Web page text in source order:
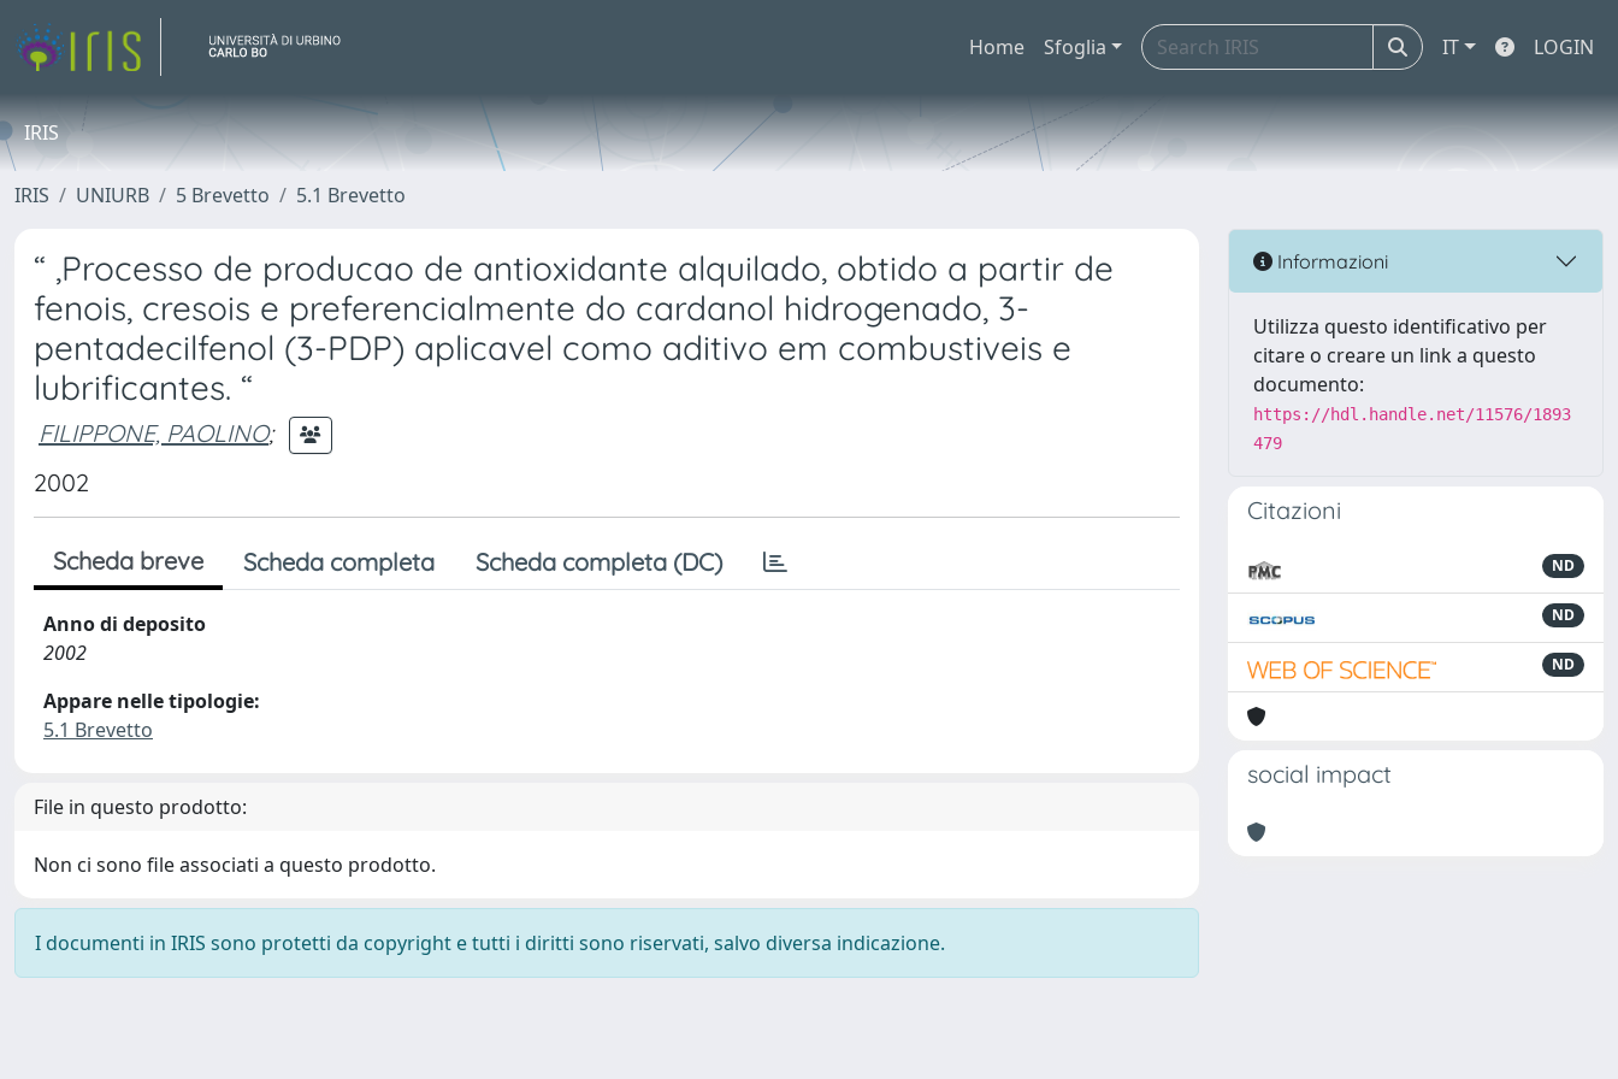
Home Sfoglia IT LOGIN
IRIS
IRIS UNIURB 5 Brevetto 5.1 Brevetto
“ ,Processo de producao de antioxidante alquilado, obtido a partir de
fenois, cresois e preferencialmente do cardanol hidrogenado, 3-
pentadecilfenol (3-PDP) aplicavel como aditivo em combustiveis e
lubrificantes. “
FILIPPONE, PAOLINO;
2002
Scheda breve Scheda completa Scheda completa (DC)
Anno di deposito
2002
Appare nelle tipologie:
5.1 Brevetto
File in questo prodotto:
Non ci sono file associati a questo prodotto.
I documenti in IRIS sono protetti da copyright e tutti i diritti sono riservati, salvo diversa indicazione.
Informazioni
Utilizza questo identificativo per
citare o creare un link a questo
documento:
https://hdl.handle.net/11576/1893
479
Citazioni
ND
ND
ND
social impact